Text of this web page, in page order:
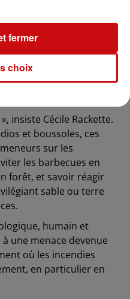
par l’implication
baptisé les «
dans les forêts.
un rôle clé dans la
insiste Cécile Rackette.
et boussoles, ces
sur les
les barbecues en
forêt, et savoir réagir
sable ou terre
humain et
une menace devenue
où les incendies
en particulier en
choix
fermer